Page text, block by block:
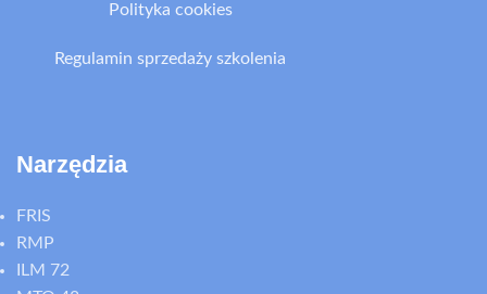
Polityka cookies
Regulamin sprzedaży szkolenia
Narzędzia
FRIS
RMP
ILM 72